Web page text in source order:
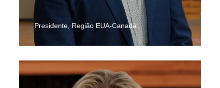
Presidente, Região EUA-Canadá